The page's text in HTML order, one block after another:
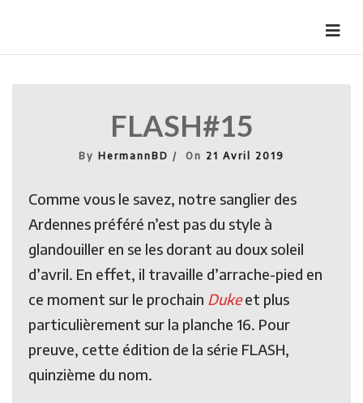
FLASH#15
By HermannBD On 21 Avril 2019
Comme vous le savez, notre sanglier des
Ardennes préféré n’est pas du style à
glandouiller en se les dorant au doux soleil
d’avril. En effet, il travaille d’arrache-pied en
ce moment sur le prochain Dukeet plus
particulièrement sur la planche 16. Pour
preuve, cette édition de la série FLASH,
quinzième du nom.